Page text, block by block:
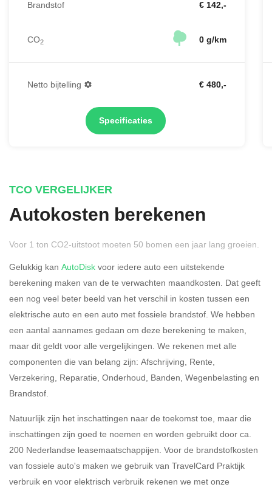
Brandstof € 142,-
CO2 0 g/km
Netto bijtelling € 480,-
Specificaties
Rijdt u meer dan 500
kilometer privé?
Ja Nee
Belastingspercentage
37,07% (Belastbaar tot €
69.399,- )
Eigen bijdrage
TCO VERGELIJKER
Autokosten berekenen
Voor 1 ton CO2-uitstoot moeten 50 bomen een jaar lang groeien.
Gelukkig kan AutoDisk voor iedere auto een uitstekende
berekening maken van de te verwachten maandkosten. Dat geeft
een nog veel beter beeld van het verschil in kosten tussen een
elektrische auto en een auto met fossiele brandstof. We hebben
een aantal aannames gedaan om deze berekening te maken,
maar dit geldt voor alle vergelijkingen. We rekenen met alle
componenten die van belang zijn: Afschrijving, Rente,
Verzekering, Reparatie, Onderhoud, Banden, Wegenbelasting en
Brandstof.
Natuurlijk zijn het inschattingen naar de toekomst toe, maar die
inschattingen zijn goed te noemen en worden gebruikt door ca.
200 Nederlandse leasemaatschappijen. Voor de brandstofkosten
van fossiele auto's maken we gebruik van TravelCard Praktijk
verbruik en voor elektrisch verbruik rekenen we met onze